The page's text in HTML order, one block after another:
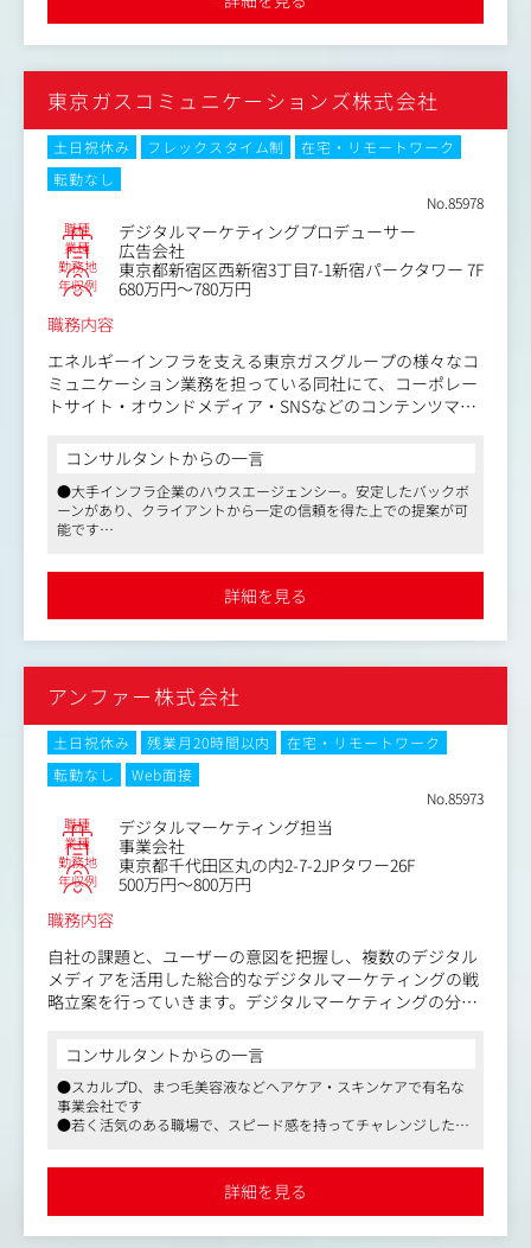
うとしています。
ベネッセもまた、この変化に真正面から挑んでいます。
「進研ゼミ」「こどもちゃれんじ」の大規模なデジタルシ
フトを推進し、AIやデータを活用して、一人ひとりに最適
化された学びを届ける新しい仕組みづくりに挑戦中です。
経営体制も変革が進み、現在のマーケティング組織は「ス
タディサプリ」の生みの親である副社長が自ら陣頭指揮を
とっています。彼のリーダーシップのもと、同社は従来の
やり方を一度リセットし、マーケティングの変革を本気で
進めています。組織には多くの中途入社メンバーが加わ
り、新しいカルチャーを自らの手でつくりあげている真っ
最中です。
ダーとのリード
・代理店とのコミュニケーション・ディレクション
・アフィリエイトASPや各媒体社との交渉、連携
＜採用背景＞
昨今、教育は大きな転換点を迎えています。AIやデジタル
技術が当たり前となり、異業種からの参入も加速。子ども
たちの学び方そのものが、これまでの常識を超えて変わろ
うとしています。
ベネッセもまた、この変化に真正面から挑んでいます。
「進研ゼミ」「こどもちゃれんじ」の大規模なデジタルシ
フトを推進し、AIやデータを活用して、一人ひとりに最適
化された学びを届ける新しい仕組みづくりに挑戦中です。
タディサプリ」の生みの親である副社長が自ら陣頭指揮を
とっています。同社では従来のやり方を一度リセットし、
マーケティングの変革を本気で進めています。組織には多
くの中途入社メンバーが加わり、新しいカルチャーを自ら
＜本ポジションの魅力＞
・変革のコアメンバーとしてチャレンジでき、自分の打ち
手が大きなインパクトを生みます。
・中途人材が続々と参画する「新しいベネッセ」を現場か
らつくれます。
・オフラインからデジタルへのマーケティングシフトを自
らの手で推進できます。
・AIやデータ活用など最新手法を実務で試し、成果を出せ
る環境です。
できるので、ご自身の経験・スキルも広がります
●リモートワークやフレックスタイム制などを活用して、仕事と
プライベートの両立が可能です
東京ガスコミュニケーションズ株式会社
土日祝休み フレックスタイム制
在宅・リモートワーク
転勤なし
No.85978
職種 デジタルマーケティングプロデューサー
業種 広告会社
勤務地 東京都新宿区西新宿3丁目7-1新宿パークタワー 7F
年収例
680万円～780万円
職務内容
エネルギーインフラを支える東京ガスグループの様々なコ
ミュニケーション業務を担っている同社にて、コーポレー
トサイト・オウンドメディア・SNSなどのコンテンツマー
ント業務を担当いただきます。基本的に、チームリーダー
候補としての採用となります。
【業務詳細】
・東京ガス、および東京ガスグループのWEBサイト運用お
・コンテンツマーケティング戦略の立案および実施
・プロジェクトチームのマネジメント、スケジュール管
ジタルマーケティング施策の提案
・各種レポート作成と成果分析、改善策の策定
コンサルタントからの一言
●大手インフラ企業のハウスエージェンシー。安定したバックボ
ーンがあり、クライアントから一定の信頼を得た上での提案が可
能です
●フレックスタイム制や残業代全額支給など、労働環境も良好で
詳細を見る
アンファー株式会社
土日祝休み 残業月20時間以内
在宅・リモートワーク
転勤なし
Web面接
No.85973
職種 デジタルマーケティング担当
業種 事業会社
勤務地 東京都千代田区丸の内2-7-2JPタワー26F
年収例
500万円～800万円
職務内容
自社の課題と、ユーザーの意図を把握し、複数のデジタル
メディアを活用した総合的なデジタルマーケティングの戦
略立案を行っていきます。デジタルマーケティングの分析
＜具体的には＞
・GoogleやYahoo等のデジタルメディアや広告代理店と連
携したWeb広告の運用ディレクション
・Webサイトディレクション（バナー制作、ページ制作デ
・計測ツール（Google Analytics・ADEBiS等）を活用した
分析、PDCAサイクルの実行
コンサルタントからの一言
●スカルプD、まつ毛美容液などヘアケア・スキンケアで有名な
事業会社です
●若く活気のある職場で、スピード感を持ってチャレンジしたい
ムタイム（定時1時間前の退社OK）、有給休暇90％取得推奨、食
事補助制度、時差出勤制度ありなど長く働きやすい環境です
詳細を見る